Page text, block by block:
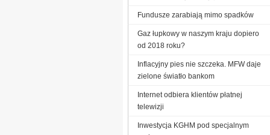
Fundusze zarabiają mimo spadków
Gaz łupkowy w naszym kraju dopiero
od 2018 roku?
Inflacyjny pies nie szczeka. MFW daje
zielone światło bankom
Internet odbiera klientów płatnej
telewizji
Inwestycja KGHM pod specjalnym